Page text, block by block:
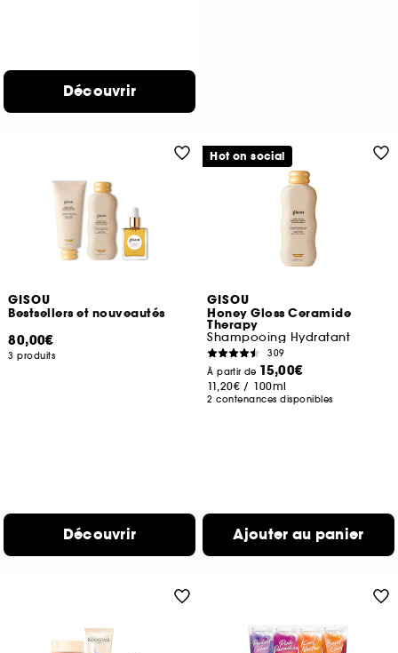
Découvrir
GISOU
Bestsellers et nouveautés
80,00€
3 produits
Découvrir
GISOU
Honey Gloss Ceramide
Therapy
Shampooing Hydratant
309
À partir de 15,00€
11,20€ / 100ml
2 contenances disponibles
Ajouter au panier
Hot on social